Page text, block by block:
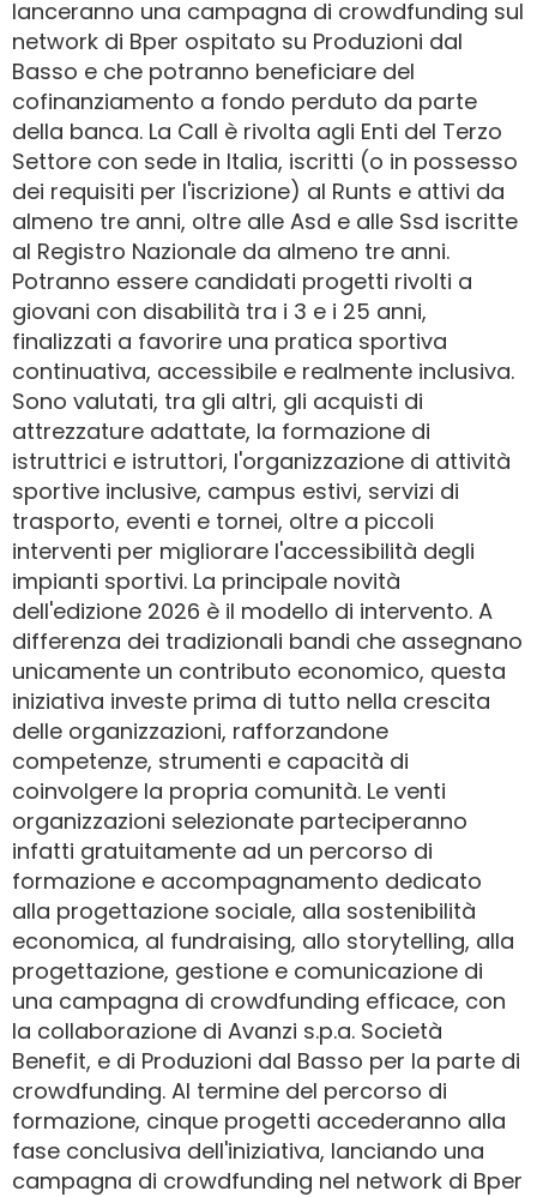
lanceranno una campagna di crowdfunding sul
network di Bper ospitato su Produzioni dal
Basso e che potranno beneficiare del
cofinanziamento a fondo perduto da parte
della banca. La Call è rivolta agli Enti del Terzo
Settore con sede in Italia, iscritti (o in possesso
dei requisiti per l'iscrizione) al Runts e attivi da
almeno tre anni, oltre alle Asd e alle Ssd iscritte
al Registro Nazionale da almeno tre anni.
Potranno essere candidati progetti rivolti a
giovani con disabilità tra i 3 e i 25 anni,
finalizzati a favorire una pratica sportiva
continuativa, accessibile e realmente inclusiva.
Sono valutati, tra gli altri, gli acquisti di
attrezzature adattate, la formazione di
istruttrici e istruttori, l'organizzazione di attività
sportive inclusive, campus estivi, servizi di
trasporto, eventi e tornei, oltre a piccoli
interventi per migliorare l'accessibilità degli
impianti sportivi. La principale novità
dell'edizione 2026 è il modello di intervento. A
differenza dei tradizionali bandi che assegnano
unicamente un contributo economico, questa
iniziativa investe prima di tutto nella crescita
delle organizzazioni, rafforzandone
competenze, strumenti e capacità di
coinvolgere la propria comunità. Le venti
organizzazioni selezionate parteciperanno
infatti gratuitamente ad un percorso di
formazione e accompagnamento dedicato
alla progettazione sociale, alla sostenibilità
economica, al fundraising, allo storytelling, alla
progettazione, gestione e comunicazione di
una campagna di crowdfunding efficace, con
la collaborazione di Avanzi s.p.a. Società
Benefit, e di Produzioni dal Basso per la parte di
crowdfunding. Al termine del percorso di
formazione, cinque progetti accederanno alla
fase conclusiva dell'iniziativa, lanciando una
campagna di crowdfunding nel network di Bper